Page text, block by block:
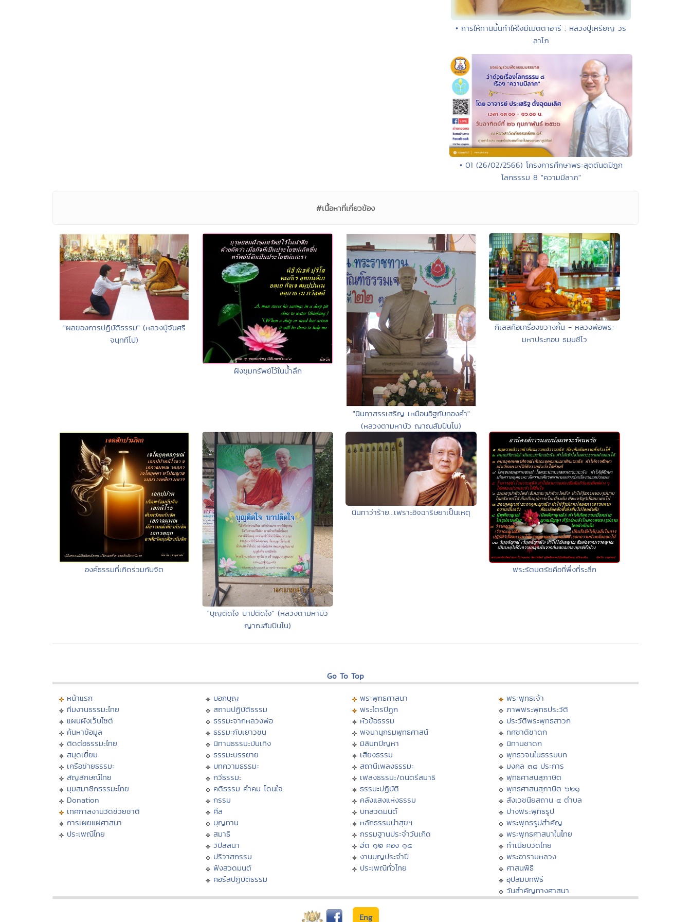
• การให้ทานนั้นทำให้ใจมีเมตตาอารี : หลวงปู่เหรียญ วร
ลาโภ
• 01 (26/02/2566) โครงการศึกษาพระสุตตันตปิฎก
โลกธรรม 8 "ความมีลาภ"
#เนื้อหาที่เกี่ยวข้อง
"ผลของการปฏิบัติธรรม" (หลวงปู่จันศรี
จนฺททีโป)
ฝังขุมทรัพย์ไว้ในน้ำลึก
"นินทาสรรเสริญ เหมือนอิฐกับทองคำ"
(หลวงตามหาบัว ญาณสัมปันโน)
กิเลสคือเครื่องขวางกั้น - หลวงพ่อพระ
มหาประกอบ ธมฺมชีโว
องค์ธรรมที่เกิดร่วมกับจิต
"บุญติดใจ บาปติดใจ" (หลวงตามหาบัว
ญาณสัมปันโน)
นินทาว่าร้าย...เพราะอิจฉาริษยาเป็นเหตุ
พระรัตนตรัยคีอที่พึ่งที่ระลึก
Go To Top
หน้าแรก
ทีมงานธรรมะไทย
แผนผังเว็บไซต์
ค้นหาข้อมูล
ติดต่อธรรมะไทย
สมุดเยี่ยม
เครือข่ายธรรมะ
สัญลักษณ์ไทย
มุมสมาชิกธรรมะไทย
Donation
เทศกาลงานวัดช่วยชาติ
การเผยแผ่ศาสนา
ประเพณีไทย
บอกบุญ
สถานปฏิบัติธรรม
ธรรมะจากหลวงพ่อ
ธรรมะกับเยาวชน
นิทานธรรมะบันเทิง
ธรรมะบรรยาย
บทความธรรมะ
กวีธรรมะ
คติธรรม คำคม โดนใจ
กรรม
ศีล
บุญทาน
สมาธิ
วิปัสสนา
ปริวาสกรรม
ฟังสวดมนต์
คอร์สปฏิบัติธรรม
พระพุทธศาสนา
พระไตรปิฏก
หัวข้อธรรม
พจนานุกรมพุทธศาสน์
มิลินทปัญหา
เสียงธรรม
สถานีเพลงธรรมะ
เพลงธรรมะ/ดนตรีสมาธิ
ธรรมะปฏิบัติ
คลังแสงแห่งธรรม
บทสวดมนต์
หลักธรรมนำสุขฯ
กรรมฐานประจำวันเกิด
ฮีต ๑๒ คอง ๑๔
งานบุญประจำปี
ประเพณีทั่วไทย
พระพุทธเจ้า
ภาพพระพุทธประวัติ
ประวัติพระพุทธสาวก
ทศชาติชาดก
นิทานชาดก
พุทธวจนในธรรมบท
มงคล ๓๘ ประการ
พุทธศาสนสุภาษิต
พุทธศาสนสุภาษิต ๖๒๑
สังเวชนียสถาน ๔ ตำบล
ปางพระพุทธรูป
พระพุทธรูปสำคัญ
พระพุทธศาสนาในไทย
ทำเนียบวัดไทย
พระอารามหลวง
ศาสนพิธี
อุปสมบทพิธี
วันสำคัญทางศาสนา
Eng